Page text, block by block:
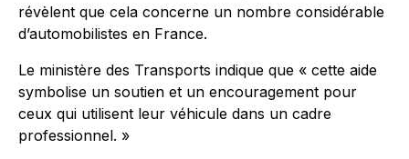
révèlent que cela concerne un nombre considérable
d’automobilistes en France.
Le ministère des Transports indique que « cette aide
symbolise un soutien et un encouragement pour
ceux qui utilisent leur véhicule dans un cadre
professionnel. »